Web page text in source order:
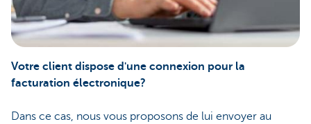
Votre client dispose d'une connexion pour la
facturation électronique?
Dans ce cas, nous vous proposons de lui envoyer au